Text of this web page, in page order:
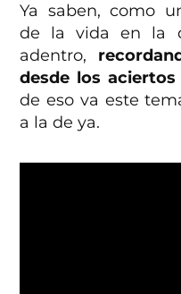
Ya saben, como
de la vida en la
adentro,
desde los
de eso va este
a la de ya.